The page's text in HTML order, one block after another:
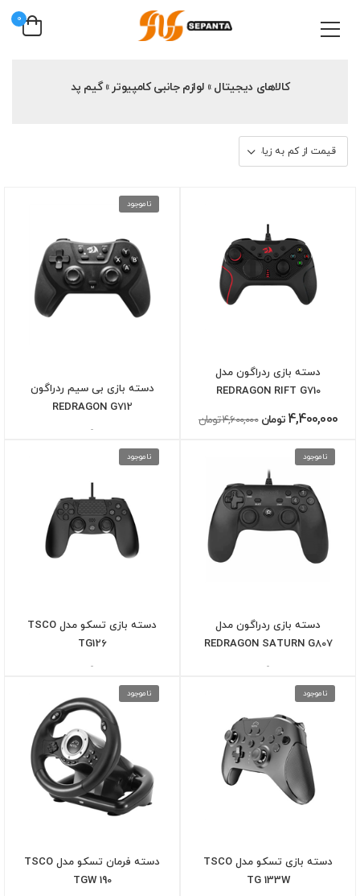
0
کالاهای دیجیتال » لوازم جانبی کامپیوتر » گیم پد
دسته بازی ردراگون مدل
REDRAGON RIFT G710
4,400,000 تومان 4,600,000 تومان
ناموجود
دسته بازی بی سیم ردراگون
REDRAGON G712
-
ناموجود
دسته بازی ردراگون مدل
REDRAGON SATURN G807
-
ناموجود
دسته بازی تسکو مدل TSCO
TG126
-
ناموجود
دسته بازی تسکو مدل TSCO
TG 133W
ناموجود
دسته فرمان تسکو مدل TSCO
TGW 190